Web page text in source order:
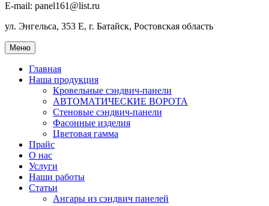
E-mail: panel161@list.ru
ул. Энгельса, 353 Е, г. Батайск, Ростовская область
Меню
Главная
Наша продукция
Кровельные сэндвич-панели
АВТОМАТИЧЕСКИЕ ВОРОТА
Стеновые сэндвич-панели
Фасонные изделия
Цветовая гамма
Прайс
О нас
Услуги
Наши работы
Статьи
Ангары из сэндвич панелей